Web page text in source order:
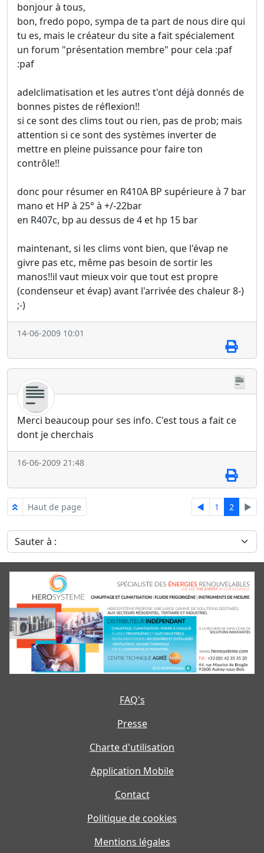
bonjour à tous,
bon, fredo popo, sympa de ta part de nous dire qui
tu es, mais le créateur du site a fait spécialement
un forum "présentation membre" pour cela :paf
:paf
adelclimatisation et les autres t'ont déjà donnés de
bonnes pistes de réflexion!!
si ce sont des clims tout ou rien, pas de prob; mais
attention si ce sont des systèmes inverter de
mettre en pleine puissance pour faire ton
contrôle!!
donc pour résumer en R410A BP supérieure à 7 bar
mano et HP à 25° à +/-22bar
en R407c, bp au dessus de 4 et hp 15 bar
maintenant, si les clims vont bien, que l'évap ne
givre pas etc, même pas besoin de sortir les
manos!!il vaut mieux voir que tout est propre
(condenseur et évap) avant l'arrivée des chaleur 8-)
;-)
14-06-2009 10:01
Merci beaucoup pour ses info. C'est tous a fait ce
dont je cherchais
16-06-2009 21:48
Haut de page ◄ 1 2 ►
Sauter à :
FAQ's
Presse
Charte d'utilisation
Application Mobile
Contact
Politique de cookies
Mentions légales